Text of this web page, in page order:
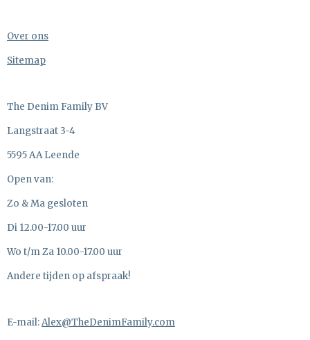
Over ons
Sitemap
The Denim Family BV
Langstraat 3-4
5595 AA Leende
Open van:
Zo & Ma gesloten
Di 12.00-17.00 uur
Wo t/m Za 10.00-17.00 uur
Andere tijden op afspraak!
E-mail:Alex@TheDenimFamily.com